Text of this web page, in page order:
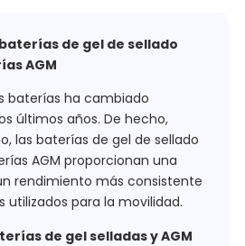
de gel de sellado
AGM
baterías ha cambiado
últimos años. De hecho,
las baterías de gel de sellado
AGM proporcionan una
rendimiento más consistente
utilizados para la movilidad.
de gel selladas y AGM